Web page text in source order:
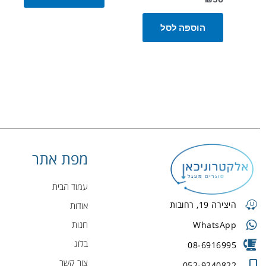
הוספה לסל
היצירה 19, רחובות
WhatsApp
08-6916995
מפת אתר
עמוד הבית
אודות
חנות
בלוג
צור קשר